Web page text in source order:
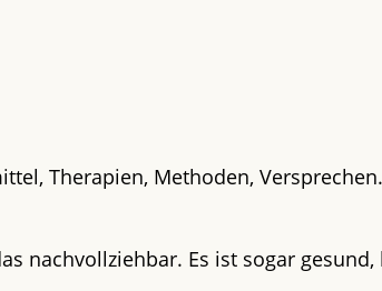
Therapien, Methoden,
nachvollziehbar. Es ist sogar